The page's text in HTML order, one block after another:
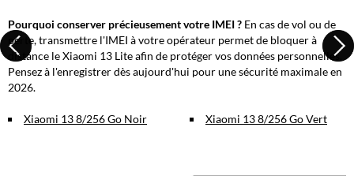
Pourquoi conserver précieusement votre IMEI ? En cas de vol ou de
perte, transmettre l'IMEI à votre opérateur permet de bloquer à
distance le Xiaomi 13 Lite afin de protéger vos données personnelles.
Pensez à l'enregistrer dès aujourd'hui pour une sécurité maximale en
2026.
Xiaomi 13 8/256 Go Noir Xiaomi 13 8/256 Go Vert